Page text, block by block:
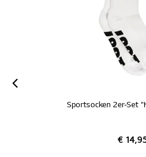
Sportsocken 2er-Set
€